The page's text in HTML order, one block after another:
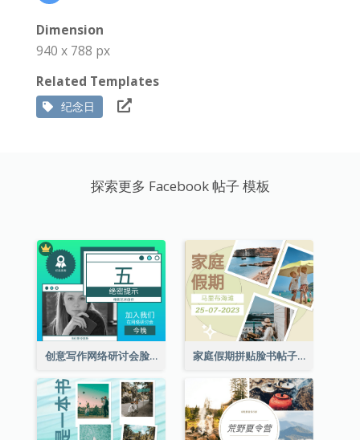
Dimension
940 x 788 px
Related Templates
纪念日
探索更多 Facebook 帖子 模板
创意写作网络研讨会脸书帖子 家庭假期拼贴脸书帖子